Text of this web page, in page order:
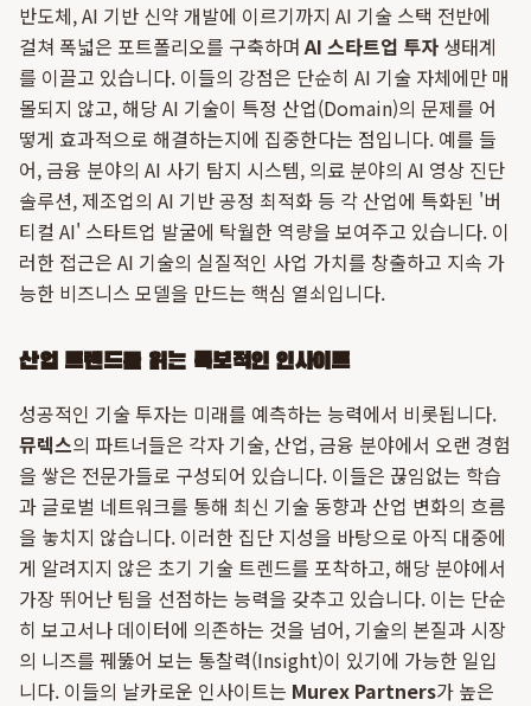
반도체, AI 기반 신약 개발에 이르기까지 AI 기술 스택 전반에
걸쳐 폭넓은 포트폴리오를 구축하며AI 스타트업 투자 생태계
를 이끌고 있습니다. 이들의 강점은 단순히 AI 기술 자체에만 매
몰되지 않고, 해당 AI 기술이 특정 산업(Domain)의 문제를 어
떻게 효과적으로 해결하는지에 집중한다는 점입니다. 예를 들
어, 금융 분야의 AI 사기 탐지 시스템, 의료 분야의 AI 영상 진단
솔루션, 제조업의 AI 기반 공정 최적화 등 각 산업에 특화된 '버
티컬 AI' 스타트업 발굴에 탁월한 역량을 보여주고 있습니다. 이
러한 접근은 AI 기술의 실질적인 사업 가치를 창출하고 지속 가
능한 비즈니스 모델을 만드는 핵심 열쇠입니다.
산업 트렌드를 읽는 독보적인 인사이트
성공적인 기술 투자는 미래를 예측하는 능력에서 비롯됩니다.
뮤렉스의 파트너들은 각자 기술, 산업, 금융 분야에서 오랜 경험
을 쌓은 전문가들로 구성되어 있습니다. 이들은 끊임없는 학습
과 글로벌 네트워크를 통해 최신 기술 동향과 산업 변화의 흐름
을 놓치지 않습니다. 이러한 집단 지성을 바탕으로 아직 대중에
게 알려지지 않은 초기 기술 트렌드를 포착하고, 해당 분야에서
가장 뛰어난 팀을 선점하는 능력을 갖추고 있습니다. 이는 단순
히 보고서나 데이터에 의존하는 것을 넘어, 기술의 본질과 시장
의 니즈를 꿰뚫어 보는 통찰력(Insight)이 있기에 가능한 일입
니다. 이들의 날카로운 인사이트는 Murex Partners가 높은